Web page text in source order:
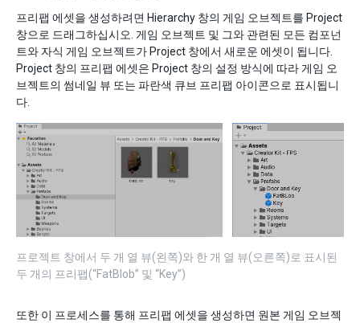
프리팹 에셋을 생성하려면 Hierarchy 창의 게임 오브젝트를 Project
창으로 드래그하십시오. 게임 오브젝트 및 그와 관련된 모든 컴포넌
트와 자식 게임 오브젝트가 Project 창에서 새로운 에셋이 됩니다.
Project 창의 프리팹 에셋은 Project 창의 설정 방식에 따라 게임 오
브젝트의 썸네일 뷰 또는 파란색 큐브 프리팹 아이콘으로 표시됩니
다.
프로젝트 창에서 두 개 열 뷰(왼쪽)와 한 개 열 뷰(오른쪽)로 표시된
두 개의 프리팹(“FatBlob” 및 “Key”)
또한 이 프로세스를 통해 프리팹 에셋을 생성하면 원본 게임 오브젝